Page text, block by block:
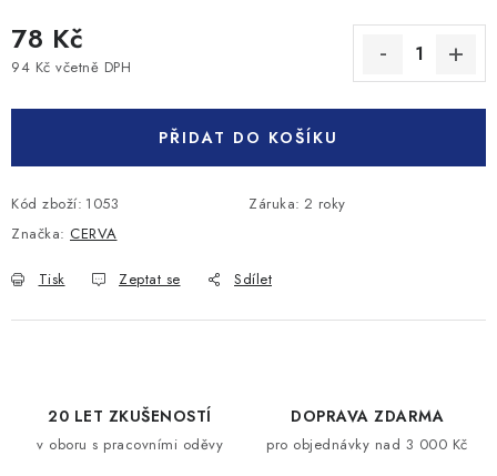
78 Kč
94 Kč včetně DPH
PŘIDAT DO KOŠÍKU
Kód zboží: 1053 Záruka: 2 roky
Značka: CERVA
Tisk Zeptat se Sdílet
20 LET ZKUŠENOSTÍ
v oboru s pracovními oděvy
DOPRAVA ZDARMA
pro objednávky nad 3 000 Kč